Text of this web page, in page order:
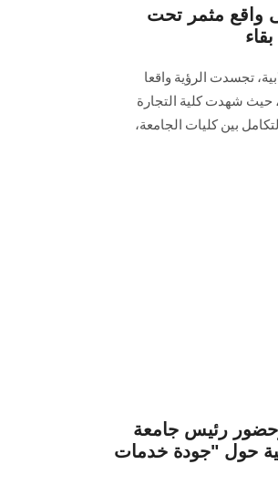
واقع مثمر تحت
تجسدت الرؤية واقعا
حيث شهدت كلية التجارة
بين كليات الجامعة،
رئيس جامعة
حول "جودة خدمات